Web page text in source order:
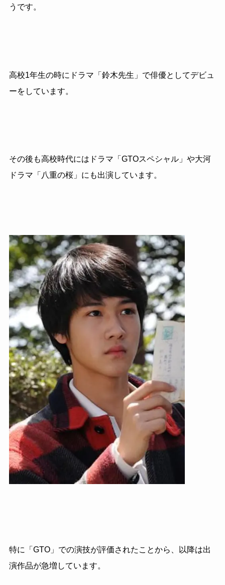
うです。
高校1年生の時にドラマ「鈴木先生」で俳優としてデビュ
ーをしています。
その後も高校時代にはドラマ「GTOスペシャル」や大河
ドラマ「八重の桜」にも出演しています。
特に「GTO」での演技が評価されたことから、以降は出
演作品が急増しています。